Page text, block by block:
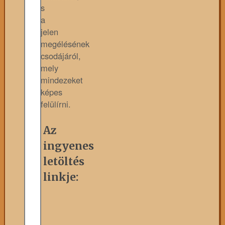
s
a
jelen
megélésének
csodájáról,
mely
mindezeket
képes
felülírni.
Az
ingyenes
letöltés
linkje: